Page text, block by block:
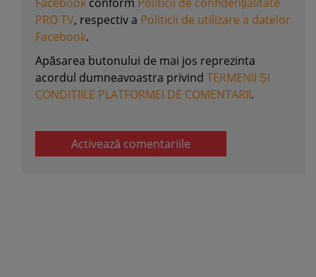
PRO TV, respectiv a Politicii de utilizare a datelor
Facebook.
Apăsarea butonului de mai jos reprezinta
acordul dumneavoastra privind TERMENII ȘI
CONDIȚIILE PLATFORMEI DE COMENTARII.
Activează comentariile